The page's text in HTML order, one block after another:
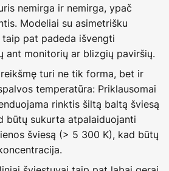
nemirga ir nemirga, ypač
Modeliai su asimetrišku
pat padeda išvengti
ant monitorių ar blizgių paviršių.
turi ne tik forma, bet ir
temperatūra: Priklausomai
rinktis šiltą baltą šviesą
būtų sukurta atpalaiduojanti
šviesą (> 5 300 K), kad būtų